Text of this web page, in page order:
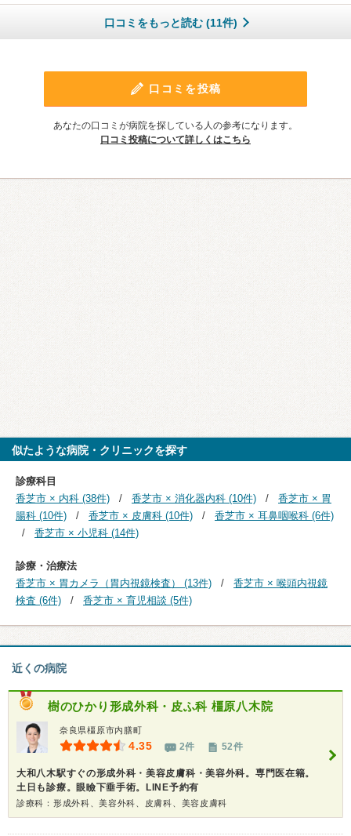
口コミをもっと読む (11件)
口コミを投稿
あなたの口コミが病院を探している人の参考になります。
口コミ投稿について詳しくはこちら
似たような病院・クリニックを探す
診療科目
香芝市 × 内科 (38件)
香芝市 × 消化器内科 (10件)
香芝市 × 胃
腸科 (10件)
香芝市 × 皮膚科 (10件)
香芝市 × 耳鼻咽喉科 (6件)
香芝市 × 小児科 (14件)
診療・治療法
香芝市 × 胃カメラ（胃内視鏡検査） (13件)
香芝市 × 喉頭内視鏡
検査 (6件)
香芝市 × 育児相談 (5件)
近くの病院
樹のひかり形成外科・皮ふ科 橿原八木院
奈良県橿原市内膳町
4.35 2件 52件
大和八木駅すぐの形成外科・美容皮膚科・美容外科。専門医在籍。
土日も診療。眼瞼下垂手術。LINE予約有
診療科：形成外科、美容外科、皮膚科、美容皮膚科